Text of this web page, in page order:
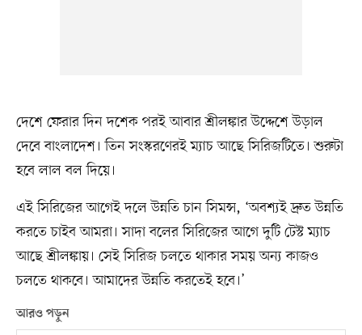
দেশে ফেরার দিন দশেক পরই আবার শ্রীলঙ্কার উদ্দেশে উড়াল
দেবে বাংলাদেশ। তিন সংস্করণেরই ম্যাচ আছে সিরিজটিতে। শুরুটা
হবে লাল বল দিয়ে।
এই সিরিজের আগেই দলে উন্নতি চান সিমন্স, ‘অবশ্যই দ্রুত উন্নতি
করতে চাইব আমরা। সাদা বলের সিরিজের আগে দুটি টেস্ট ম্যাচ
আছে শ্রীলঙ্কায়। সেই সিরিজ চলতে থাকার সময় অন্য কাজও
চলতে থাকবে। আমাদের উন্নতি করতেই হবে।’
আরও পড়ুন